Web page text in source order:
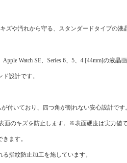
ズや汚れから守る、スタンダードタイプの液
Watch SE、Series 6、5、4 [44mm]の液
設計です。
付いており、四つ角が割れない安心設計です
のキズを防止します。※表面硬度は実力値で
ます。
指紋防止加工を施しています。